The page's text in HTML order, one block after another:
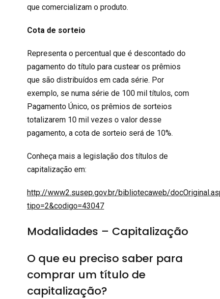
que comercializam o produto.
Cota de sorteio
Representa o percentual que é descontado do
pagamento do título para custear os prêmios
que são distribuídos em cada série. Por
exemplo, se numa série de 100 mil títulos, com
Pagamento Único, os prêmios de sorteios
totalizarem 10 mil vezes o valor desse
pagamento, a cota de sorteio será de 10%.
Conheça mais a legislação dos títulos de
capitalização em:
http://www2.susep.gov.br/bibliotecaweb/
tipo=2&codigo=43047
Modalidades – Capitalização
O que eu preciso saber para
comprar um título de
capitalização?